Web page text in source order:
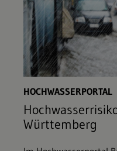
HOCHWASSERPORTAL
Württemberg